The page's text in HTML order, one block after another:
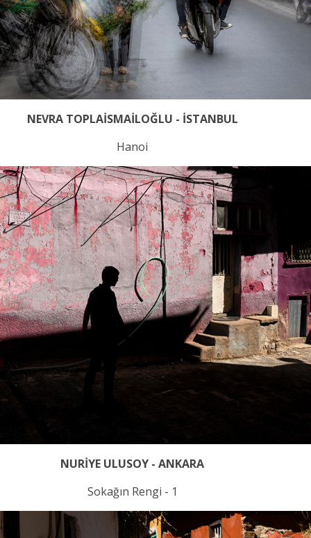
NEVRA TOPLAİSMAİLOĞLU - İSTANBUL
Hanoi
NURİYE ULUSOY - ANKARA
Sokağın Rengi - 1